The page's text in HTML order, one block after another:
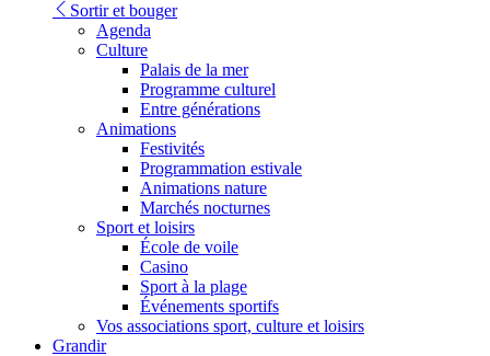
Sortir et bouger
Agenda
Culture
Palais de la mer
Programme culturel
Entre générations
Animations
Festivités
Programmation estivale
Animations nature
Marchés nocturnes
Sport et loisirs
École de voile
Casino
Sport à la plage
Événements sportifs
Vos associations sport, culture et loisirs
Grandir